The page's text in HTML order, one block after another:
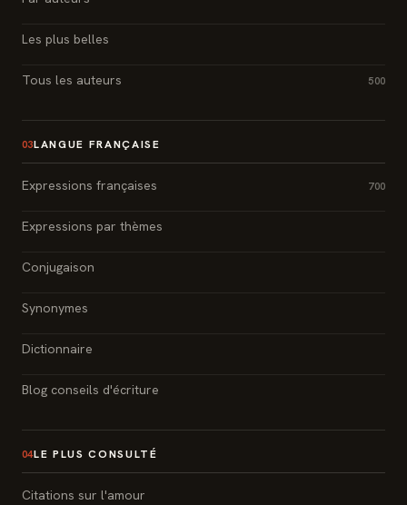
Les plus belles
Tous les auteurs 500
03LANGUE FRANÇAISE
Expressions françaises 700
Expressions par thèmes
Conjugaison
Synonymes
Dictionnaire
Blog conseils d'écriture
04LE PLUS CONSULTÉ
Citations sur l'amour